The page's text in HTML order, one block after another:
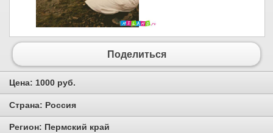
Поделиться
Цена: 1000 руб.
Страна: Россия
Регион: Пермский край